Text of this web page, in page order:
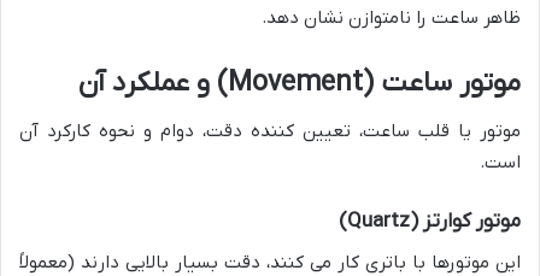
ظاهر ساعت را نامتوازن نشان دهد.
موتور ساعت (Movement) و عملکرد آن
موتور یا قلب ساعت، تعیین کننده دقت، دوام و نحوه کارکرد آن
است.
موتور کوارتز (Quartz)
این موتورها با باتری کار می کنند، دقت بسیار بالایی دارند (معمولاً